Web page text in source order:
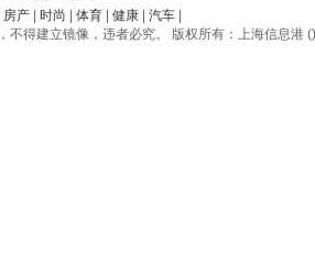
房产 时尚 体育 健康 汽车
不得建立镜像，违者必究。 版权所有：上海信息